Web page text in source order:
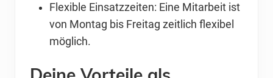
Flexible Einsatzzeiten: Eine Mitarbeit ist
von Montag bis Freitag zeitlich flexibel
möglich.